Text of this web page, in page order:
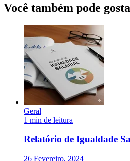
Você também pode
Geral
1 min de leitura
Relatório de Igualdade
26 Fevereiro, 2024